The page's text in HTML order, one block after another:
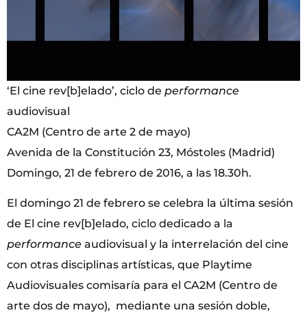
‘El cine rev[b]elado’, ciclo de performance
audiovisual
CA2M (Centro de arte 2 de mayo)
Avenida de la Constitución 23, Móstoles (Madrid)
Domingo, 21 de febrero de 2016, a las 18.30h.
El domingo 21 de febrero se celebra la última sesión
de El cine rev[b]elado, ciclo dedicado a la
performance audiovisual y la interrelación del cine
con otras disciplinas artísticas, que Playtime
Audiovisuales comisaría para el CA2M (Centro de
arte dos de mayo), mediante una sesión doble,